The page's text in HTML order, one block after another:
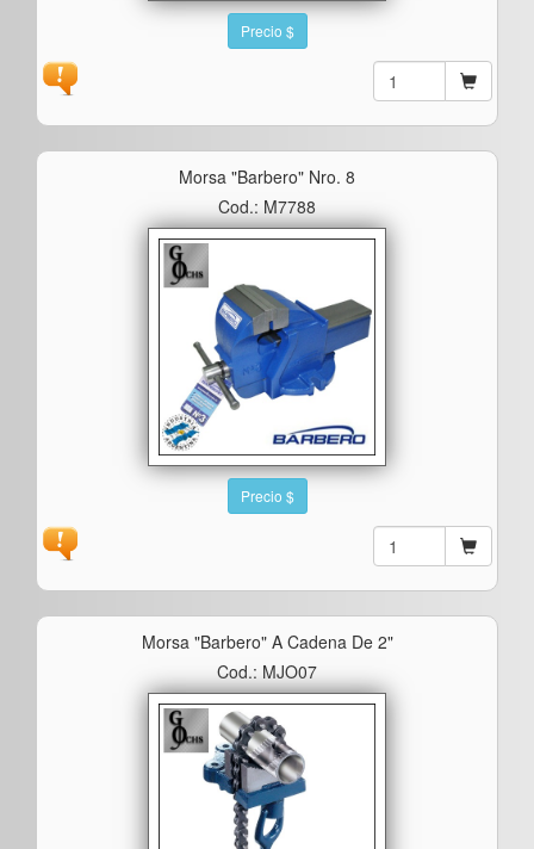
Precio $
Morsa "barbero" Nro. 8
Cod.: M7788
Precio $
Morsa "barbero" A Cadena De 2"
Cod.: MJO07